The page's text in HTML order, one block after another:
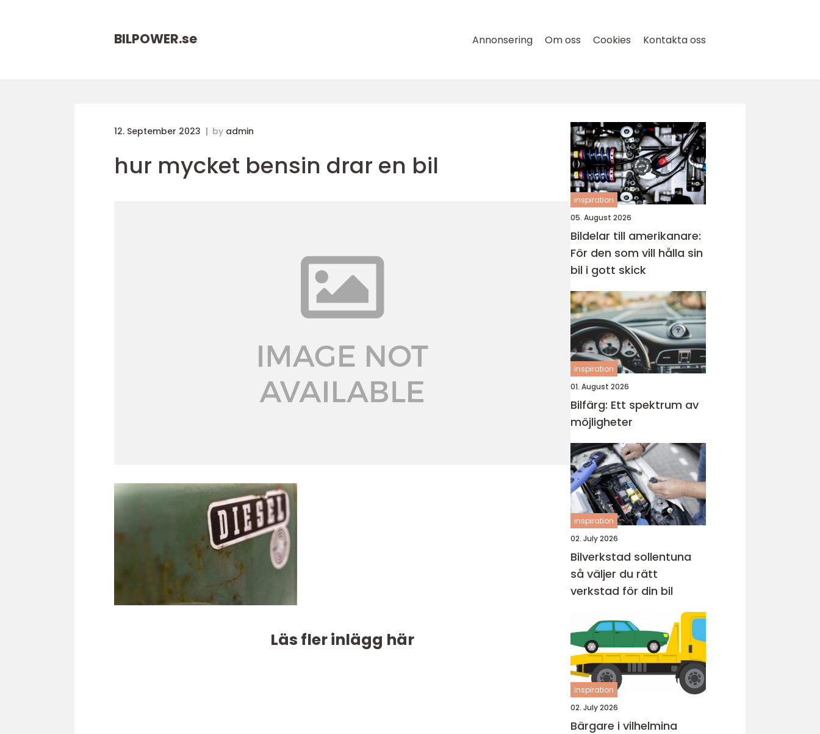
BILPOWER.se Annonsering Om oss Cookies Kontakta oss
12. September 2023 by admin
hur mycket bensin drar en bil
Läs fler inlägg här
inspiration
05. August 2026
Bildelar till amerikanare:
För den som vill hålla sin
bil i gott skick
inspiration
01. August 2026
Bilfärg: Ett spektrum av
möjligheter
inspiration
02. July 2026
Bilverkstad sollentuna
så väljer du rätt
verkstad för din bil
inspiration
02. July 2026
Bärgare i vilhelmina